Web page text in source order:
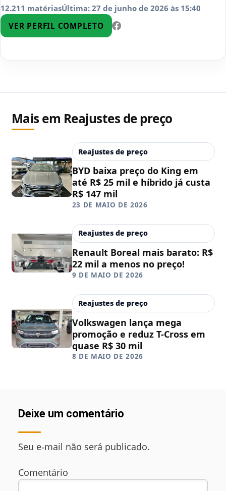
12.211 matériasÚltima: 27 de junho de 2026 às 15:40
VER PERFIL COMPLETO
Mais em Reajustes de preço
Reajustes de preço
BYD baixa preço do King em
até R$ 25 mil e híbrido já custa
R$ 147 mil
23 DE MAIO DE 2026
Reajustes de preço
Renault Boreal mais barato: R$
22 mil a menos no preço!
9 DE MAIO DE 2026
Reajustes de preço
Volkswagen lança mega
promoção e reduz T-Cross em
quase R$ 30 mil
8 DE MAIO DE 2026
Deixe um comentário
Seu e‑mail não será publicado.
Comentário